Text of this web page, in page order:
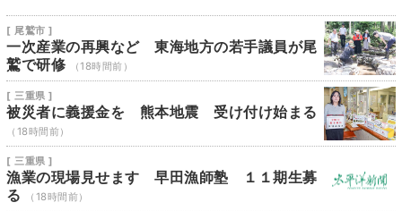
[ 尾鷲市 ]
一次産業の再興など 東海地方の若手議員が尾
鷲で研修
（18時間前）
[ 三重県 ]
被災者に義援金を 熊本地震 受け付け始まる
（18時間前）
[ 三重県 ]
漁業の現場見せます 早田漁師塾 １１期生募
る
（18時間前）